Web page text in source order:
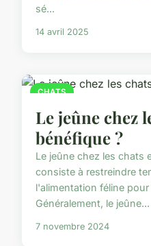
sé...
14 avril 2025
CHATS
Le jeûne chez
bénéfique ?
Le jeûne chez les chats
consiste à restreindre
l'alimentation féline
Généralement, le jeûne...
7 novembre 2024